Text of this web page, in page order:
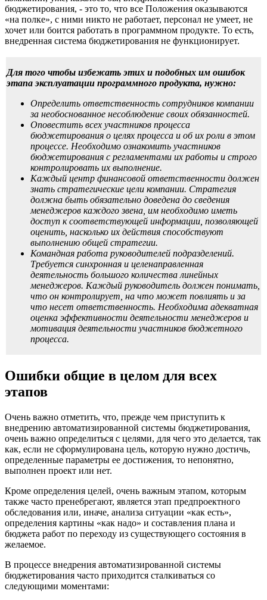
бюджетирования, - это то, что все Положения оказываются
«на полке», с ними никто не работает, персонал не умеет, не
хочет или боится работать в программном продукте. То есть,
внедренная система бюджетирования не функционирует.
Для того чтобы избежать этих и подобных им ошибок
этапа эксплуатации программного продукта, нужно:
Определить ответственность сотрудников компании
за необоснованное несоблюдение своих обязанностей.
Оповестить всех участников процесса
бюджетирования о целях процесса и об их роли в этом
процессе. Необходимо ознакомить участников
бюджетирования с регламентами их работы и строго
контролировать их выполнение.
Каждый центр финансовой ответственности должен
знать стратегические цели компании. Стратегия
должна быть обязательно доведена до сведения
менеджеров каждого звена, им необходимо иметь
доступ к соответствующей информации, позволяющей
оценить, насколько их действия способствуют
выполнению общей стратегии.
Командная работа руководителей подразделений.
Требуется синхронная и целенаправленная
деятельность большого количества линейных
менеджеров. Каждый руководитель должен понимать,
что он контролирует, на что может повлиять и за
что несет ответственность. Необходима адекватная
оценка эффективности деятельности менеджеров и
мотивация деятельности участников бюджетного
процесса.
Ошибки общие в целом для всех
этапов
Очень важно отметить, что, прежде чем приступить к
внедрению автоматизированной системы бюджетирования,
очень важно определиться с целями, для чего это делается, так
как, если не сформулирована цель, которую нужно достичь,
определенные параметры ее достижения, то непонятно,
выполнен проект или нет.
Кроме определения целей, очень важным этапом, которым
также часто пренебрегают, является этап предпроектного
обследования или, иначе, анализа ситуации «как есть»,
определения картины «как надо» и составления плана и
бюджета работ по переходу из существующего состояния в
желаемое.
В процессе внедрения автоматизированной системы
бюджетирования часто приходится сталкиваться со
следующими моментами: